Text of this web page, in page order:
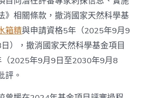
》相關條款，撤消國家天然科學基
箱精與申請資格5年（2025年9月9
），撤消國家天然科學基金項目
2025年9月9日至2030年9月8
評。